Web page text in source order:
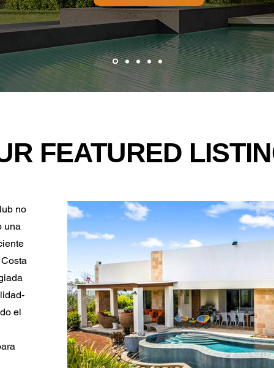
FEATURED
no
una
el